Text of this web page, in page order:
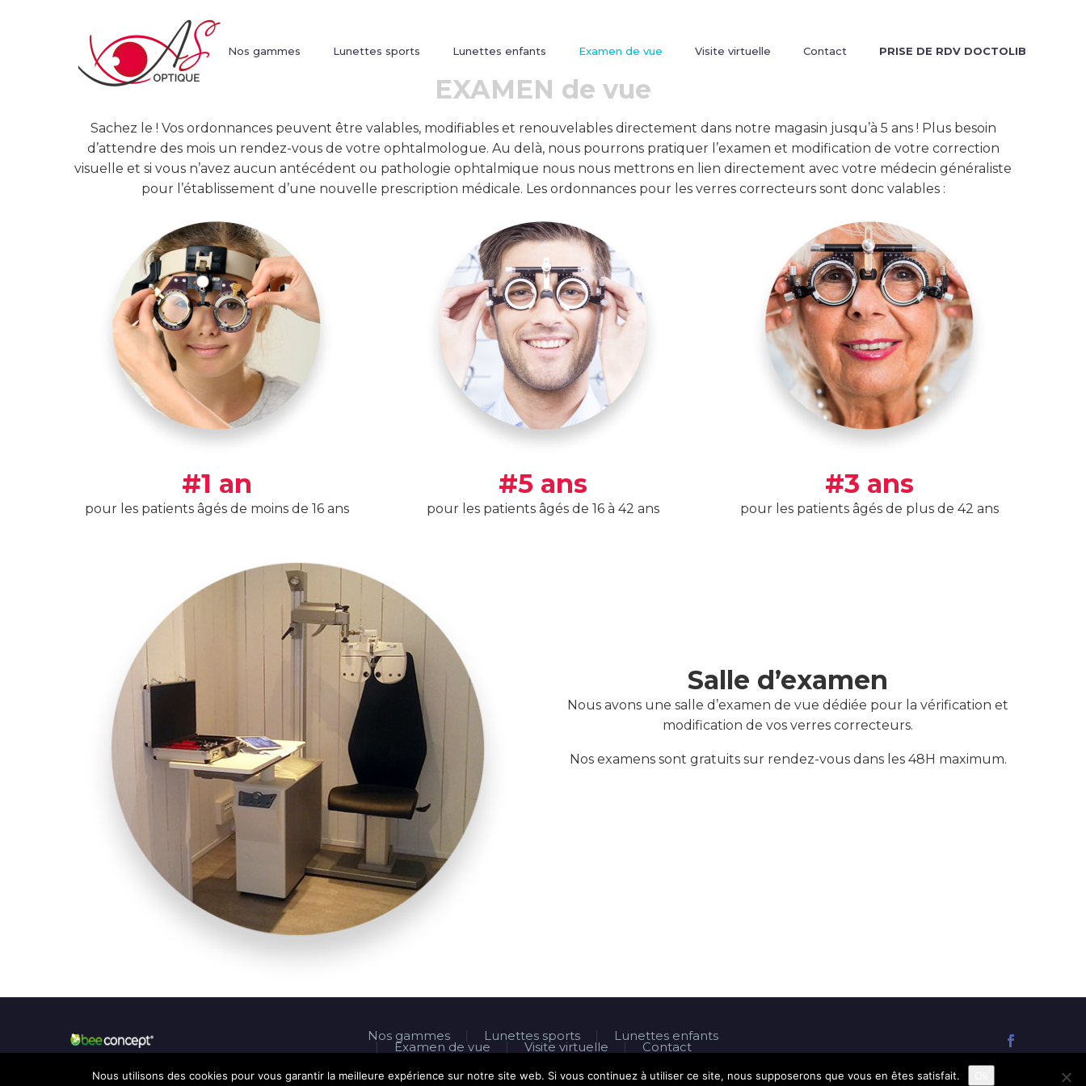
Nos gammes Lunettes sports Lunettes enfants Examen de vue Visite virtuelle Contact PRISE DE RDV DOCTOLIB
EXAMEN de vue
Sachez le ! Vos ordonnances peuvent être valables, modifiables et renouvelables directement dans notre magasin jusqu’à 5 ans ! Plus besoin
d’attendre des mois un rendez-vous de votre ophtalmologue. Au delà, nous pourrons pratiquer l’examen et modification de votre correction
visuelle et si vous n’avez aucun antécédent ou pathologie ophtalmique nous nous mettrons en lien directement avec votre médecin généraliste
pour l’établissement d’une nouvelle prescription médicale. Les ordonnances pour les verres correcteurs sont donc valables :
#1 an
pour les patients âgés de moins de 16 ans
#5 ans
pour les patients âgés de 16 à 42 ans
#3 ans
pour les patients âgés de plus de 42 ans
Salle d’examen
Nous avons une salle d’examen de vue dédiée pour la vérification et
modification de vos verres correcteurs.
Nos examens sont gratuits sur rendez-vous dans les 48H maximum.
Nos gammes Lunettes sports Lunettes enfants
Examen de vue Visite virtuelle Contact
Nous utilisons des cookies pour vous garantir la meilleure expérience sur notre site web. Si vous continuez à utiliser ce site, nous supposerons que vous en êtes satisfait.